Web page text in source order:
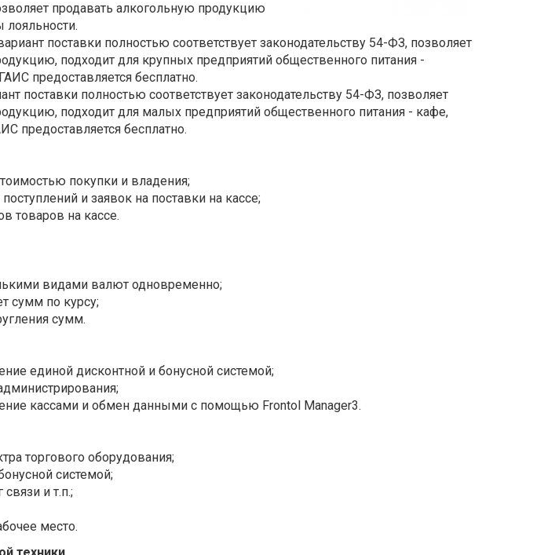
продавать алкогольную продукцию
лояльности.
поставки полностью соответствует законодательству 54-ФЗ, позволяет
подходит для крупных предприятий общественного питания -
предоставляется бесплатно.
поставки полностью соответствует законодательству 54-ФЗ, позволяет
подходит для малых предприятий общественного питания - кафе,
предоставляется бесплатно.
покупки и владения;
и заявок на поставки на кассе;
товаров на кассе.
видами валют одновременно;
сумм по курсу;
сумм.
единой дисконтной и бонусной системой;
кассами и обмен данными с помощью Frontol Manager3.
торгового оборудования;
системой;
и т.п.;
место.